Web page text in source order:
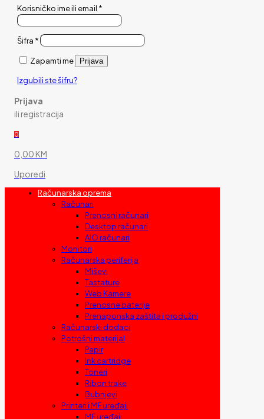
Korisničko ime ili email *
Šifra *
Zapamti me Prijava
Izgubili ste šifru?
Prijava
ili registracija
0
0,00 KM
Uporedi
Računarska oprema
Računari
Prenosni računari
Desktop računari
AIO računari
Monitori
Računarska periferija
Miševi
Tastature
Web Kamere
Prenosne baterije
Prenaponska zaštita i produžni
Računarski dodaci
Potrošni materijal
Papir
Ink cartridge
Toneri
Ribon trake
Bubnjevi
Printeri i MF uređaji
MF uređaji